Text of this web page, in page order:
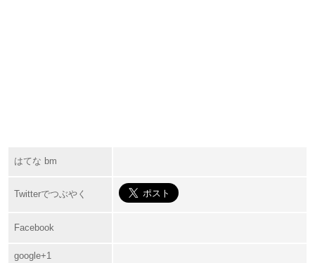
はてな bm
Twitterでつぶやく
Facebook
google+1